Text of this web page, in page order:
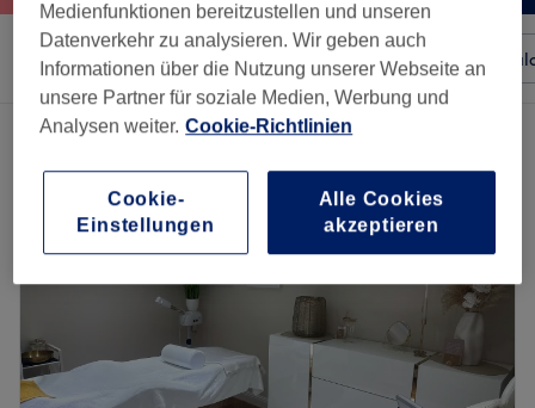
Sortieren nach Beliebiger Preis Besonderheiten
Ein Salon, der anbietet: anti-aging in Gablingen, Bayern
Medienfunktionen bereitzustellen und unseren
Datenverkehr zu analysieren. Wir geben auch
Informationen über die Nutzung unserer Webseite an
unsere Partner für soziale Medien, Werbung und
Analysen weiter. Cookie-Richtlinien
Cookie-
Einstellungen
Alle Cookies
akzeptieren